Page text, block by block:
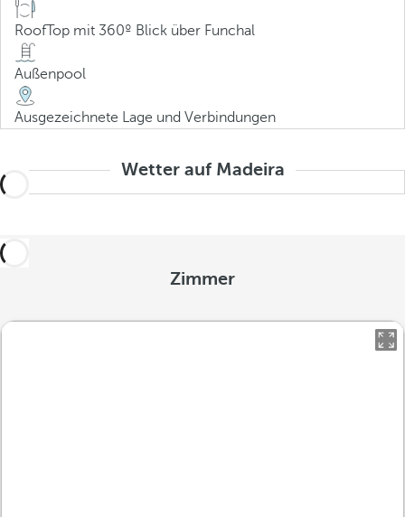
RoofTop mit 360º Blick über Funchal
Außenpool
Ausgezeichnete Lage und Verbindungen
Wetter auf Madeira
Zimmer